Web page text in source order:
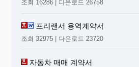
조회 16286 | 다운로드 26758
프리랜서 용역계약서
조회 32975 | 다운로드 23720
자동차 매매 계약서